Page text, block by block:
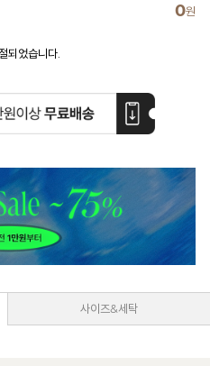
0원
되었습니다.
사이즈&세탁